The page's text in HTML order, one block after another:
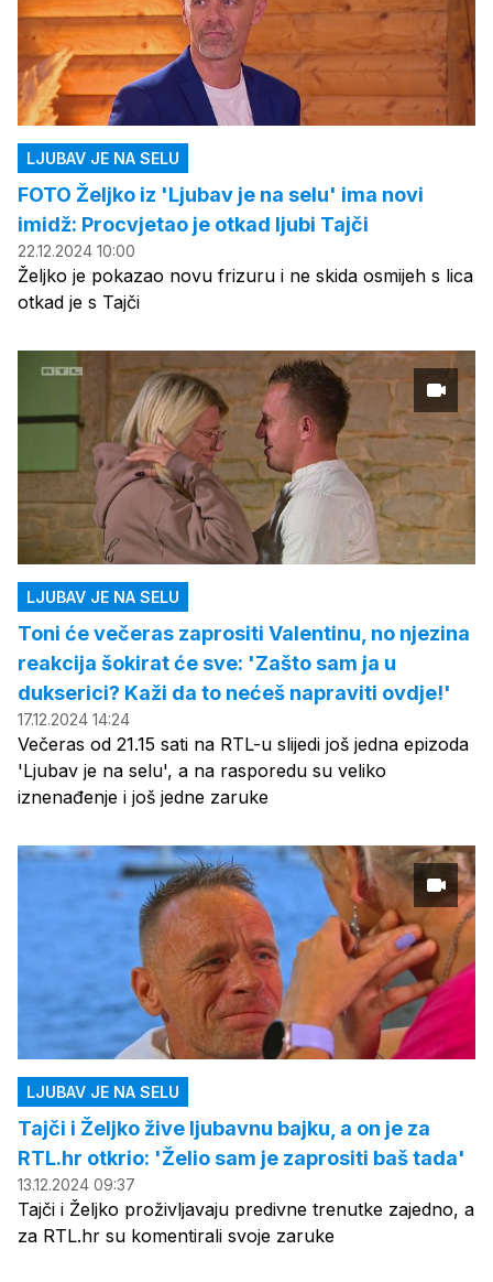
LJUBAV JE NA SELU
FOTO Željko iz 'Ljubav je na selu' ima novi
imidž: Procvjetao je otkad ljubi Tajči
22.12.2024 10:00
Željko je pokazao novu frizuru i ne skida osmijeh s lica
otkad je s Tajči
LJUBAV JE NA SELU
Toni će večeras zaprositi Valentinu, no njezina
reakcija šokirat će sve: 'Zašto sam ja u
dukserici? Kaži da to nećeš napraviti ovdje!'
17.12.2024 14:24
Večeras od 21.15 sati na RTL-u slijedi još jedna epizoda
'Ljubav je na selu', a na rasporedu su veliko
iznenađenje i još jedne zaruke
LJUBAV JE NA SELU
Tajči i Željko žive ljubavnu bajku, a on je za
RTL.hr otkrio: 'Želio sam je zaprositi baš tada'
13.12.2024 09:37
Tajči i Željko proživljavaju predivne trenutke zajedno, a
za RTL.hr su komentirali svoje zaruke